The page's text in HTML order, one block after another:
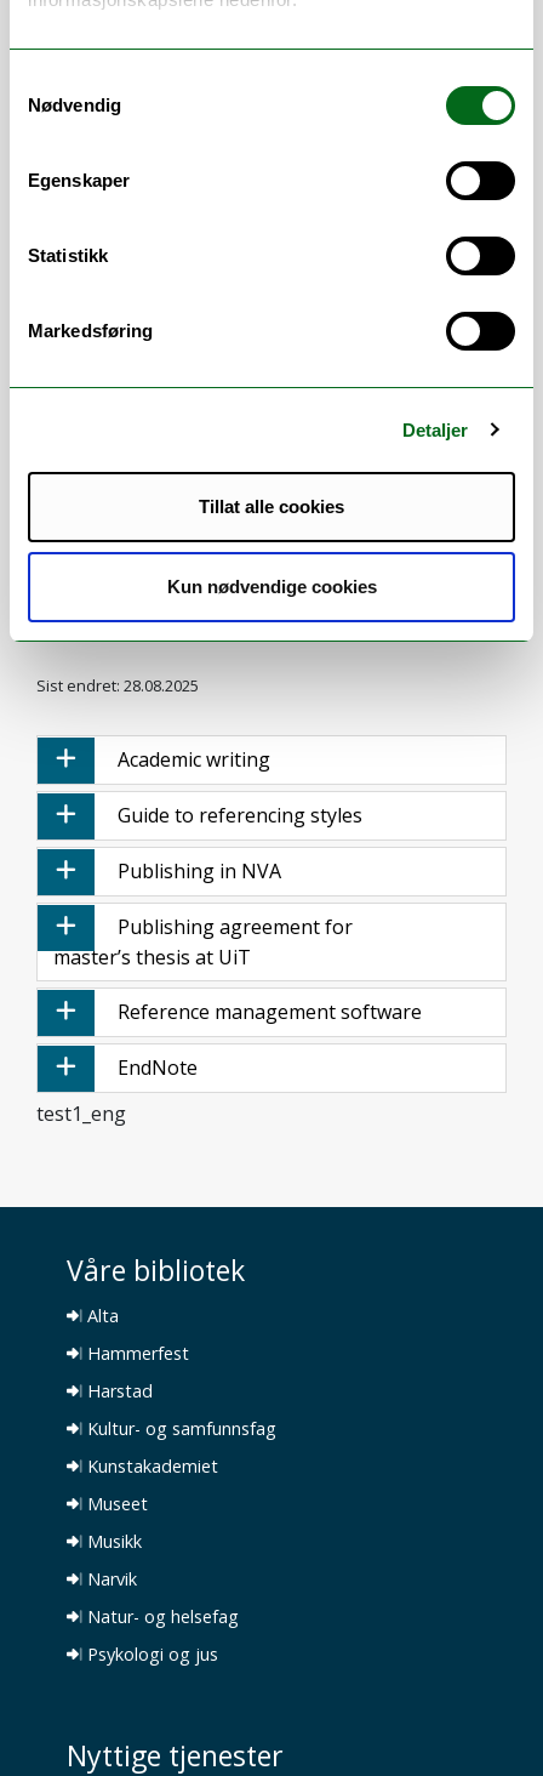
Nødvendig
Egenskaper
Statistikk
Markedsføring
Detaljer
Tillat alle cookies
Kun nødvendige cookies
Manchester)
ChatUiT
Use and Limitations of Generative AI
(Norwegian as second
language, online resources for learning
Elements of AI
(free online courses created by
MinnaLearn and the University of Helsinki)
Center iKomp
Sist endret: 28.08.2025
Academic writing
Guide to referencing styles
Publishing in NVA
master’s thesis at UiT
Reference management software
EndNote
test1_eng
Våre bibliotek
Alta
Hammerfest
Harstad
Kultur- og samfunnsfag
Kunstakademiet
Museet
Musikk
Narvik
Natur- og helsefag
Psykologi og jus
Nyttige tjenester